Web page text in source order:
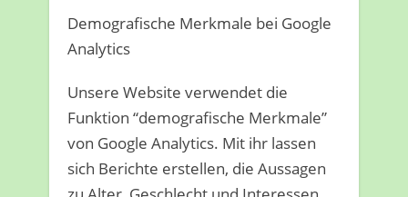
Demografische Merkmale bei Google
Analytics
Unsere Website verwendet die
Funktion “demografische Merkmale”
von Google Analytics. Mit ihr lassen
sich Berichte erstellen, die Aussagen